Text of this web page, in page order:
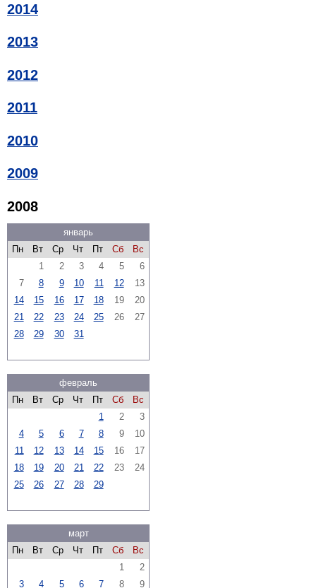
2014
2013
2012
2011
2010
2009
2008
январь
Пн
Вт Ср Чт Пт Сб
Вс
1
2 3 4 5
6
7
8 9 10 11 12
13
14
15 16 17 18 19
20
21
22 23 24 25 26
27
28
29 30 31
февраль
Пн
Вт Ср Чт Пт Сб
Вс
1
2
3
4
5 6 7 8 9
10
11
12 13 14 15 16
17
18
19 20 21 22 23
24
25
26 27 28 29
март
Пн
Вт Ср Чт Пт Сб
Вс
1
2
3
4 5 6 7 8 9